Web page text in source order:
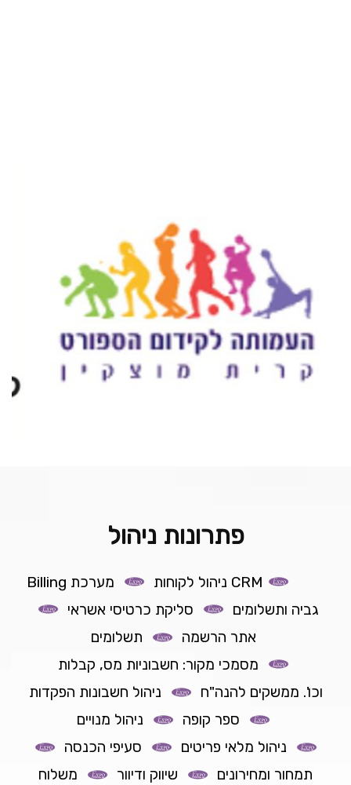
פתרונות ניהול
CRM ניהול לקוחות
מערכת Billing
גביה ותשלומים
סליקת כרטיסי אשראי
אתר הרשמה
תשלומים
מסמכי מקור: חשבוניות מס, קבלות
וכו'. ממשקים להנה"ח
ניהול חשבונות הפקדות
ספר קופה
ניהול מנויים
ניהול מלאי פריטים
סעיפי הכנסה
תמחור ומחירונים
שיווק ודיוור
משלוח